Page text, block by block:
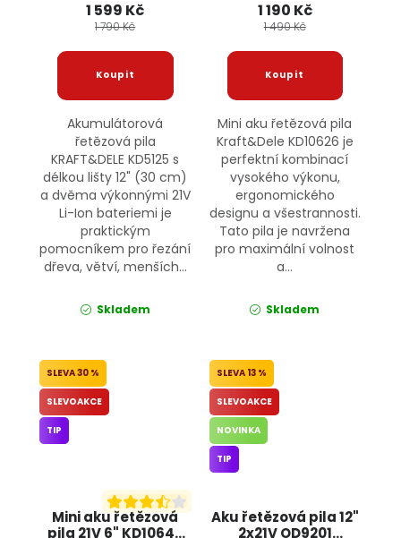
1 599 Kč
1 790 Kč
Akumulátorová
řetězová pila
KRAFT&DELE KD5125 s
délkou lišty 12" (30 cm)
a dvěma výkonnými 21V
Li-Ion bateriemi je
praktickým
pomocníkem pro řezání
dřeva, větví, menších...
Skladem
1 190 Kč
1 490 Kč
Mini aku řetězová pila
Kraft&Dele KD10626 je
perfektní kombinací
vysokého výkonu,
ergonomického
designu a všestrannosti.
Tato pila je navržena
pro maximální volnost
a...
Skladem
Mini aku řetězová
pila 21V 6" KD10646
30 %
SLEVOAKCE
TIP
Aku řetězová pila 12"
2x21V OD9201
13 %
SLEVOAKCE
NOVINKA
TIP